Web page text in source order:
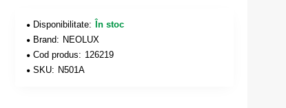
Disponibilitate:
În stoc
Brand: NEOLUX
Cod produs: 126219
SKU: N501A